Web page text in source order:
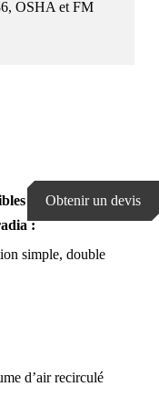
Obtenir un devis
OSHA et FM
sur les lignes
:
simple, double
d’air recirculé